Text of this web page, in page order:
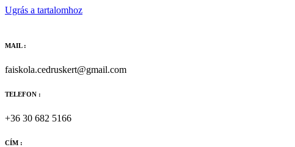
Ugrás a tartalomhoz
MAIL :
faiskola.cedruskert@gmail.com
TELEFON :
+36 30 682 5166
CÍM :